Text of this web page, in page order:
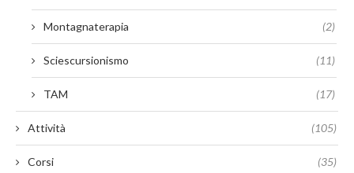
Montagnaterapia (2)
Sciescursionismo (11)
TAM (17)
Attività (105)
Corsi (35)